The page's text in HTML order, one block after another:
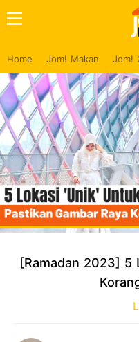
Home Jom! Makan Jom!
[Ramadan 2023] 5